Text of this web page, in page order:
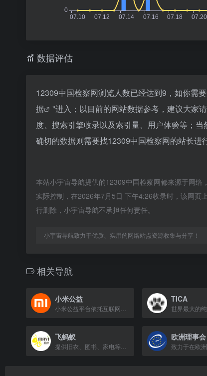
数据评估
12309中国检察网浏览人数已经达到9，如你需
据
"进入；以目前的网站数据参考，建议大家
度、搜索引擎收录以及索引量、用户体验等；
确切的数据则需要找12309中国检察网的站长进
本站小宇宙导航提供的12309中国检察网都来源于网
实际控制，在2026年7月5日 下午4:26收录时，该网页
行删除，小宇宙导航不承担任何责任。
小宇宙导航致力于优质、实用的网络站点资源收集与分享！
相关导航
小米公益 TICA
飞蚂蚁 欧洲理事会